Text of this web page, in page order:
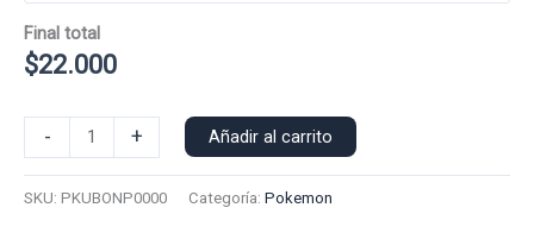
Final total
$22.000
-
Polo
+ Añadir al carrito
SKU: PKUBONP0000 Categoría: Pokemon